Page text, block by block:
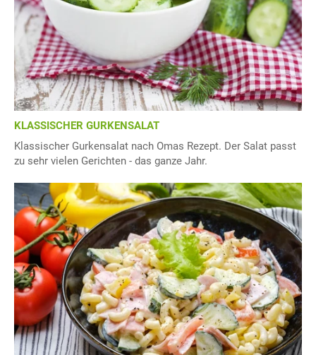
KLASSISCHER GURKENSALAT
Klassischer Gurkensalat nach Omas Rezept. Der Salat passt
zu sehr vielen Gerichten - das ganze Jahr.